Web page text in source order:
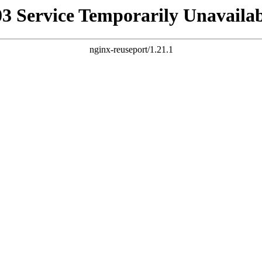
Service Temporarily
nginx-reuseport/1.21.1